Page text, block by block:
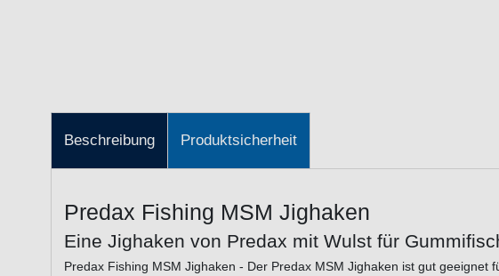
Beschreibung Produktsicherheit
Predax Fishing MSM Jighaken
Eine Jighaken von Predax mit Wulst für
Predax Fishing MSM Jighaken - Der Predax MSM Jighaken ist gut geeignet